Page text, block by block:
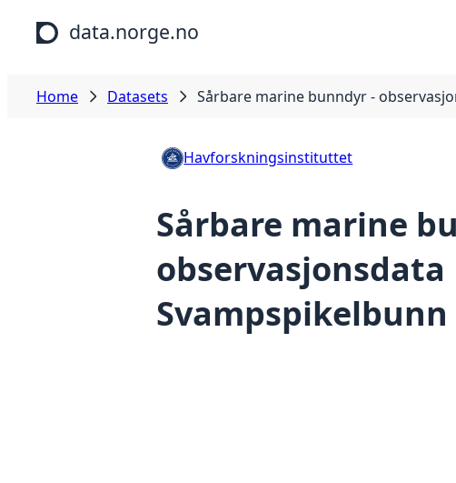
Skip to main content
data.norge.no
Home Datasets Sårbare marine bunndyr -
Havforskningsinstituttet
Sårbare marine
observasjonsdata
Svampspikelbunn